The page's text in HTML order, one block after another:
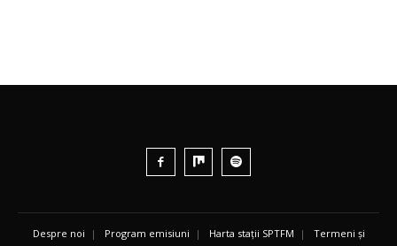
Despre noi | Program emisiuni | Harta stații SPTFM | Termeni și